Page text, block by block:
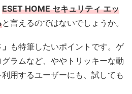
ESET HOME セキュリティ エッ
と言えるのではないでしょうか。
も特筆したいポイントです。ゲ
ラムなど、ややトリッキーな動
用するユーザーにも、試しても